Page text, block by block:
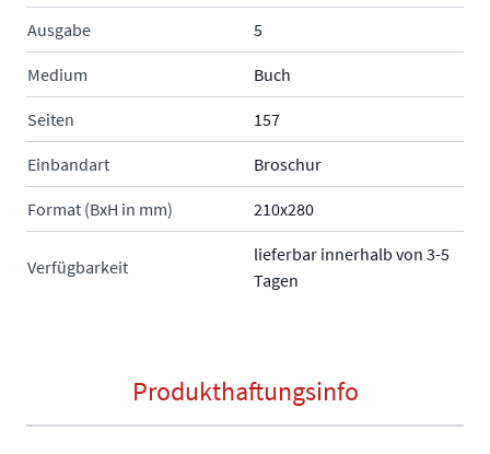
Ausgabe 5
Medium Buch
Seiten 157
Einbandart Broschur
Format (BxH in mm) 210x280
Verfügbarkeit
lieferbar innerhalb von 3-5
Tagen
Produkthaftungsinfo